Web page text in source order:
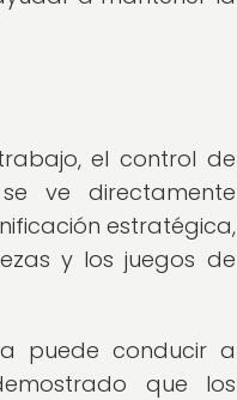
el control de
ve directamente
estratégica,
y los juegos de
puede conducir a
que los